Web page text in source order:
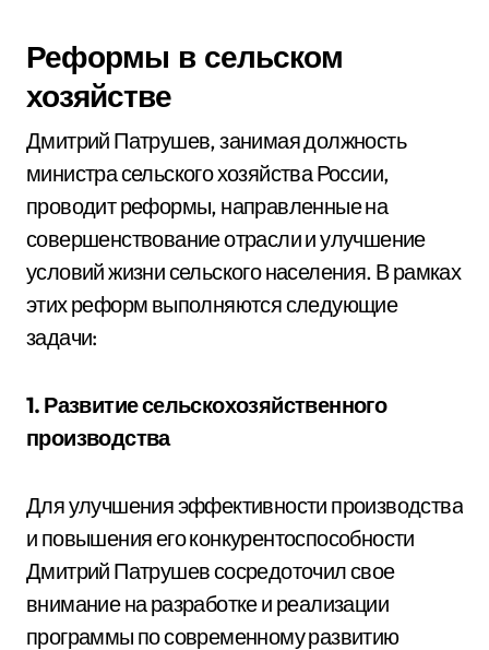
Реформы в сельском
хозяйстве
Дмитрий Патрушев, занимая должность
министра сельского хозяйства России,
проводит реформы, направленные на
совершенствование отрасли и улучшение
условий жизни сельского населения. В рамках
этих реформ выполняются следующие
задачи:
1. Развитие сельскохозяйственного
производства
Для улучшения эффективности производства
и повышения его конкурентоспособности
Дмитрий Патрушев сосредоточил свое
внимание на разработке и реализации
программы по современному развитию